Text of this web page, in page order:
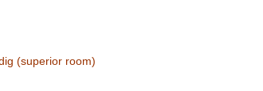
(superior room)